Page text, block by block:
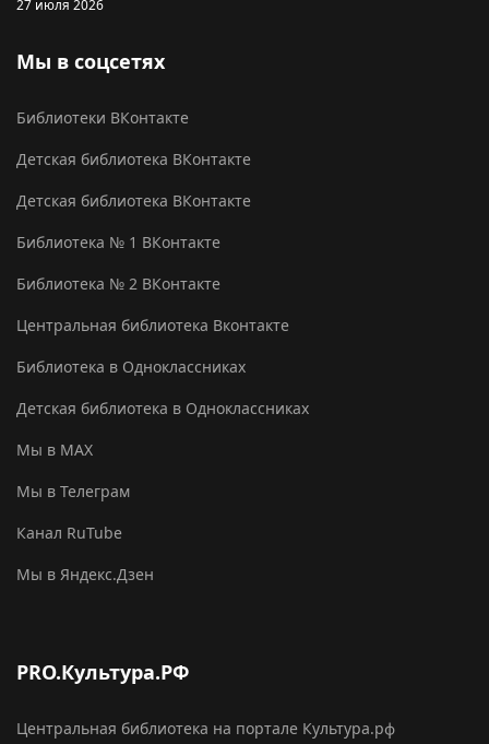
27 июля 2026
Мы в соцсетях
Библиотеки ВКонтакте
Детская библиотека ВКонтакте
Детская библиотека ВКонтакте
Библиотека № 1 ВКонтакте
Библиотека № 2 ВКонтакте
Центральная библиотека Вконтакте
Библиотека в Одноклассниках
Детская библиотека в Одноклассниках
Мы в MAX
Мы в Телеграм
Канал RuTube
Мы в Яндекс.Дзен
PRO.Культура.РФ
Центральная библиотека на портале Культура.рф